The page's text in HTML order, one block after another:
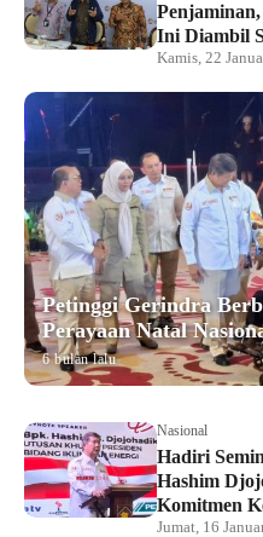
Ini Diambil
Kamis, 22
Petinggi Gerindra
Perayaan Natal
6 bulan lalu
Nasional
Hadiri
Hashim
Komitmen
Jumat, 16